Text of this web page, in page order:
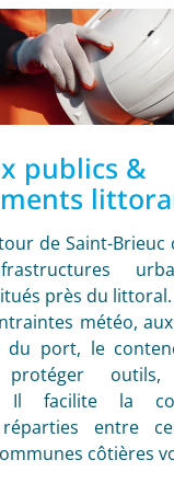
publics &
de Saint-Brieuc
près du
météo,
port, le
Il facilite la
entre
côtières